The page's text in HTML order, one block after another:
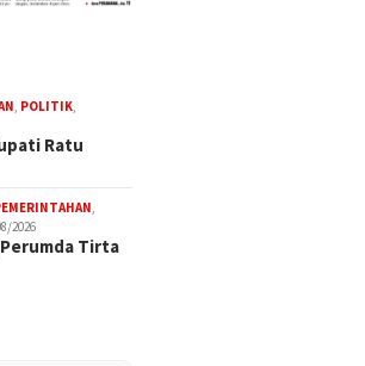
POLITIK
Ratu
2026
Tirta